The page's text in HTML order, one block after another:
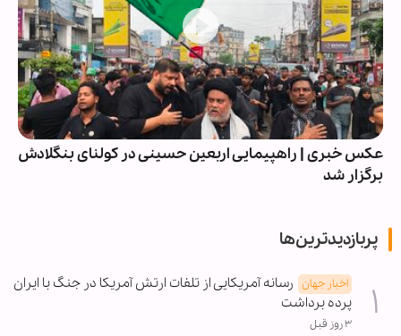
عکس خبری | راهپیمایی اربعین حسینی در کولنای بنگلادش
برگزار شد
پربازدیدترین‌ها
اخبار جهان رسانه آمریکایی از تلفات ارتش آمریکا در جنگ با ایران
پرده برداشت
۳ روز قبل